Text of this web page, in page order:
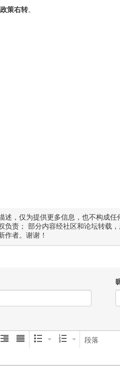
策右转。
述，仅为提供更多信息，也不构成
责； 部分内容经社区和论坛转载
作者。谢谢！
段落